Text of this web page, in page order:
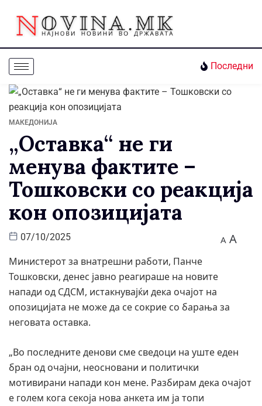
Последни
МАКЕДОНИЈА
„Оставка“ не ги
менува фактите –
Тошковски со реакција
кон опозицијата
07/10/2025 A A
Министерот за внатрешни работи, Панче
Тошковски, денес јавно реагираше на новите
напади од СДСМ, истакнувајќи дека очајот на
опозицијата не може да се сокрие со барања за
неговата оставка.
„Во последните денови сме сведоци на уште еден
бран од очајни, неосновани и политички
мотивирани напади кон мене. Разбирам дека очајот
е голем кога секоја нова анкета им ја топи